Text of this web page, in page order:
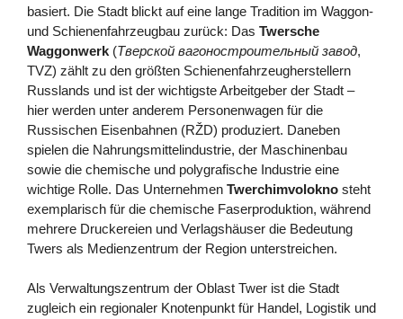
basiert. Die Stadt blickt auf eine lange Tradition im Waggon-
und Schienenfahrzeugbau zurück: Das Twersche
Waggonwerk (Тверской вагоностроительный завод,
TVZ) zählt zu den größten Schienenfahrzeugherstellern
Russlands und ist der wichtigste Arbeitgeber der Stadt –
hier werden unter anderem Personenwagen für die
Russischen Eisenbahnen (RŽD) produziert. Daneben
spielen die Nahrungsmittelindustrie, der Maschinenbau
sowie die chemische und polygrafische Industrie eine
wichtige Rolle. Das Unternehmen Twerchimvolokno steht
exemplarisch für die chemische Faserproduktion, während
mehrere Druckereien und Verlagshäuser die Bedeutung
Twers als Medienzentrum der Region unterstreichen.
Als Verwaltungszentrum der Oblast Twer ist die Stadt
zugleich ein regionaler Knotenpunkt für Handel, Logistik und